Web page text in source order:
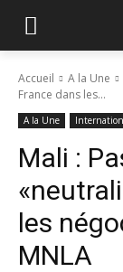
Accueil A la Une
France dans les...
A la Une
Mali :
les
MNLA